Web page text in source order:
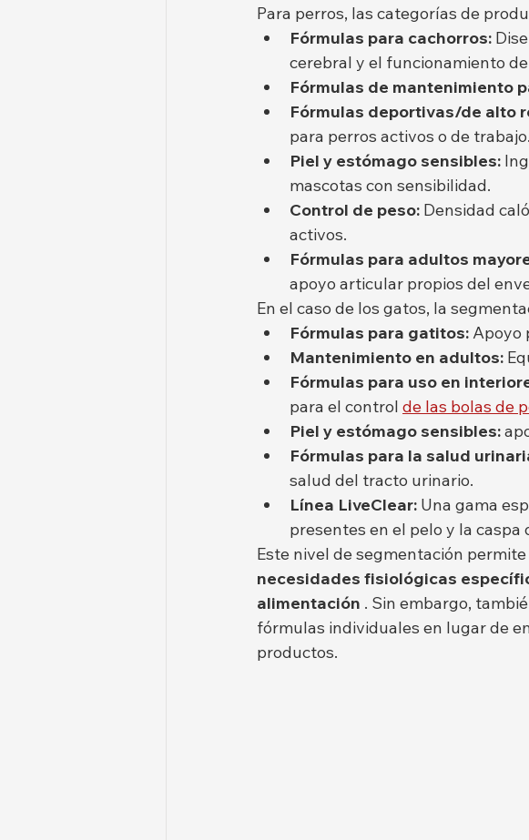
Para perros, las categorías de
Fórmulas para cachorros:
cerebral y el funcionamiento
Fórmulas de mantenimiento
Fórmulas deportivas/de alto
para perros activos o de trabajo.
Piel y estómago sensibles:
mascotas con sensibilidad.
Control de peso: Densidad
activos.
Fórmulas para adultos
apoyo articular propios del
En el caso de los gatos, la
Fórmulas para gatitos: Apoyo
Mantenimiento en adultos:
Fórmulas para uso en
para el control de las bolas de
Piel y estómago sensibles:
Fórmulas para la salud
salud del tracto urinario.
Línea LiveClear: Una gama
presentes en el pelo y la caspa
Este nivel de segmentación
necesidades fisiológicas
alimentación . Sin embargo,
fórmulas individuales en lugar de
productos.